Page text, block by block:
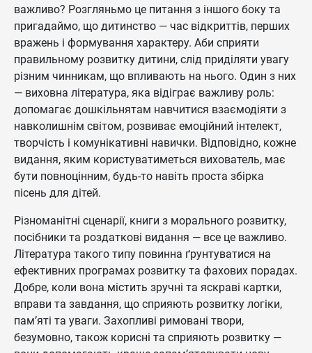
важливо? Розгляньмо це питання з іншого боку та
пригадаймо, що дитинство — час відкриттів, перших
вражень і формування характеру. Аби сприяти
правильному розвитку дитини, слід приділяти увагу
різним чинникам, що впливають на нього. Один з них
— виховна література, яка відіграє важливу роль:
допомагає дошкільнятам навчитися взаємодіяти з
навколишнім світом, розвиває емоційний інтелект,
творчість і комунікативні навички. Відповідно, кожне
видання, яким користуватиметься вихователь, має
бути повноцінним, будь-то навіть проста збірка
пісень для дітей.
Різноманітні сценарії, книги з морального розвитку,
посібники та роздаткові видання — все це важливо.
Література такого типу повинна ґрунтуватися на
ефективних програмах розвитку та фахових порадах.
Добре, коли вона містить зручні та яскраві картки,
вправи та завдання, що сприяють розвитку логіки,
пам’яті та уваги. Захопливі римовані твори,
безумовно, також корисні та сприяють розвитку —